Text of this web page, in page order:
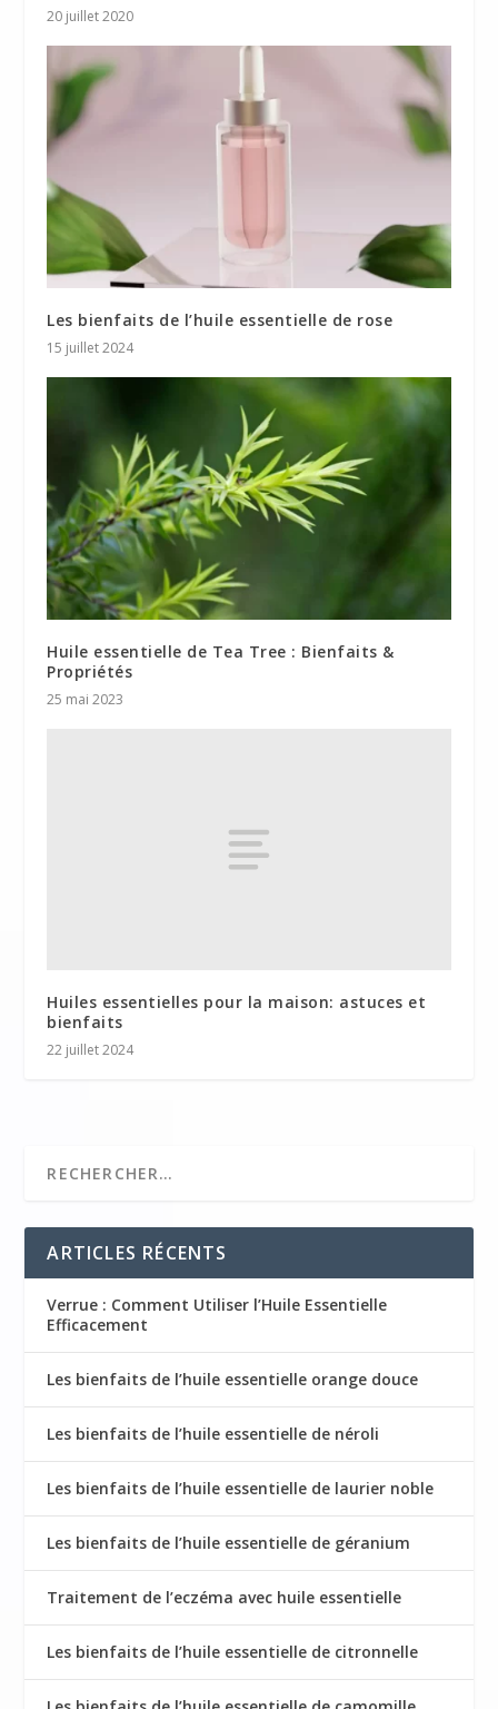
20 juillet 2020
Les bienfaits de l’huile essentielle de rose
15 juillet 2024
Huile essentielle de Tea Tree : Bienfaits &
Propriétés
25 mai 2023
Huiles essentielles pour la maison: astuces et
bienfaits
22 juillet 2024
ARTICLES RÉCENTS
Verrue : Comment Utiliser l’Huile Essentielle
Efficacement
Les bienfaits de l’huile essentielle orange douce
Les bienfaits de l’huile essentielle de néroli
Les bienfaits de l’huile essentielle de laurier noble
Les bienfaits de l’huile essentielle de géranium
Traitement de l’eczéma avec huile essentielle
Les bienfaits de l’huile essentielle de citronnelle